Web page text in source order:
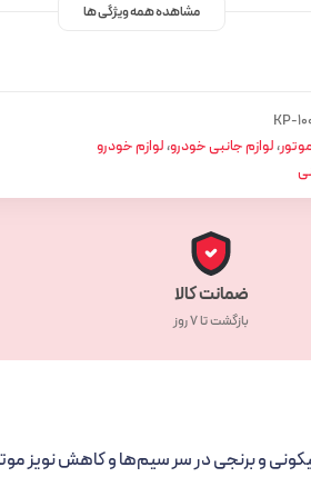
مشاهده همه ویژگی ها
KP-
،لوازم جانبی خودرو،لوازم خودرو
ضمانت کالا
بازگشت تا ۷ روز